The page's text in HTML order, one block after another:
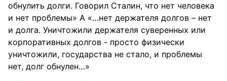
обнулить долги. Говорил Сталин, что нет человека
и нет проблемы» А «…нет держателя долгов – нет
и долга. Уничтожили держателя суверенных или
корпоративных долгов - просто физически
уничтожили, государства не стало, и проблемы
нет, долг обнулен…»